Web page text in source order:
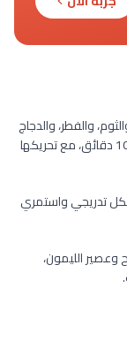
والفطر، والدجاج
والكراث واتركي المكونات على نار هادئة لمدة 10 دقائق، مع تحريكها
تدريجي واستمري
وعصير الليمون،